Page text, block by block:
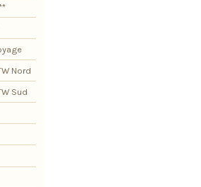
Nord
Sud